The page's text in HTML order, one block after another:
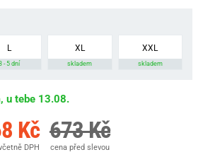
L
- 5 dní
XL
skladem
XXL
skladem
u tebe 13.08.
Kč
DPH
673 Kč
cena před slevou